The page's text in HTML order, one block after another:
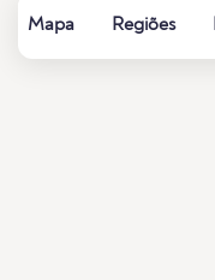
Mapa Regiões